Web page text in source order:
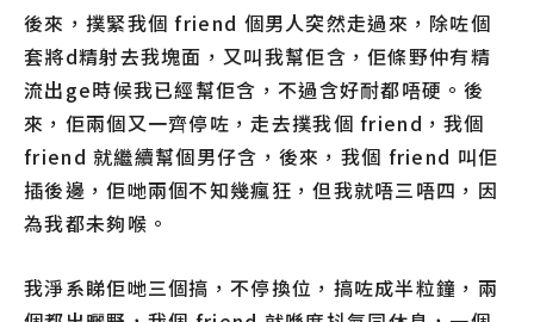
後來，撲緊我個 friend 個男人突然走過來，除咗個
套將d精射去我塊面，又叫我幫佢含，佢條野仲有精
流出ge時候我已經幫佢含，不過含好耐都唔硬。後
來，佢兩個又一齊停咗，走去撲我個 friend，我個
friend 就繼續幫個男仔含，後來，我個 friend 叫佢
插後邊，佢哋兩個不知幾瘋狂，但我就唔三唔四，因
為我都未夠喉。
我淨系睇佢哋三個搞，不停換位，搞咗成半粒鐘，兩